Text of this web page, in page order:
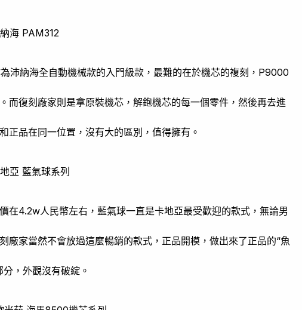
海 PAM312
沛納海全自動機械款的入門級款，最難的在於機芯的複刻，P9000
而復刻廠家則是拿原裝機芯，解鉋機芯的每一個零件，然後再去進
正品在同一位置，沒有大的區別，值得擁有。
亞 藍氣球系列
在4.2w人民幣左右，藍氣球一直是卡地亞最受歡迎的款式，無論男
廠家當然不會放過這麼暢銷的款式，正品開模，做出來了正品的“魚
，外觀沒有破綻。